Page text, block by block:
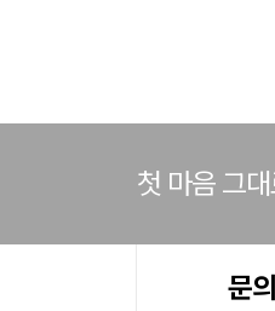
첫 마음 그
문